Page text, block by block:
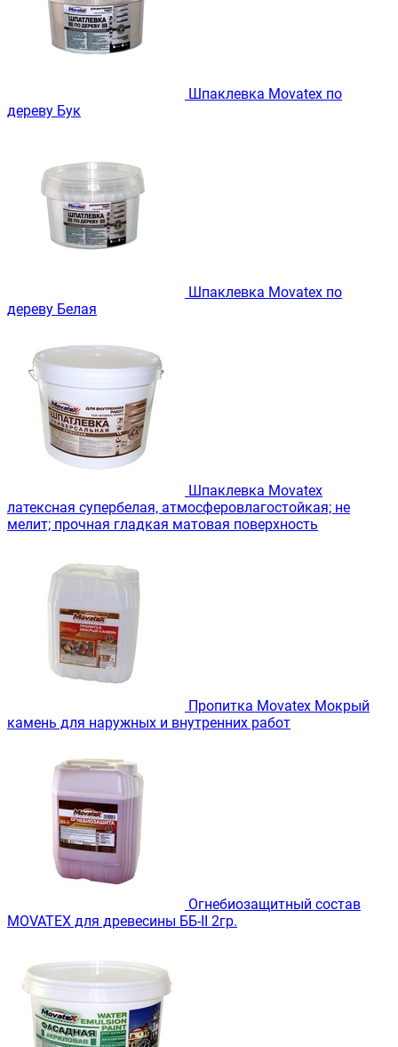
Шпаклевка Movatex по
дереву Бук
Шпаклевка Movatex по
дереву Белая
Шпаклевка Movatex
латексная супербелая, атмосферовлагостойкая; не
мелит; прочная гладкая матовая поверхность
Пропитка Movatex Мокрый
камень для наружных и внутренних работ
Огнебиозащитный состав
MOVATEX для древесины ББ-II 2гр.